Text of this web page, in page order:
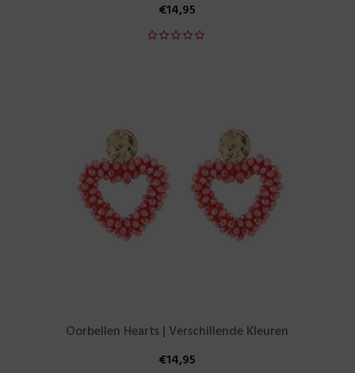
€14,95
Oorbellen Hearts | Verschillende Kleuren
€14,95